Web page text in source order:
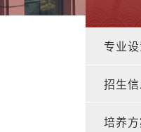
专业设
招生信
培养